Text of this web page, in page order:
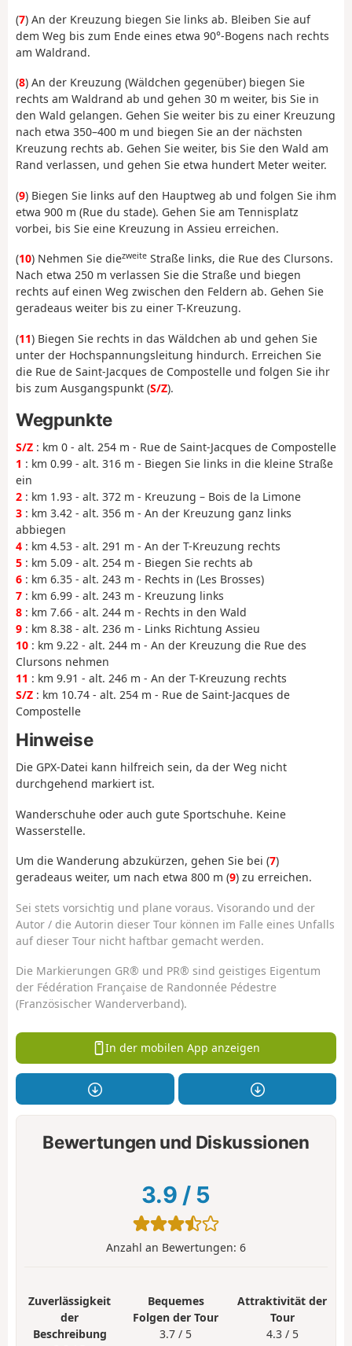
(7) An der Kreuzung biegen Sie links ab. Bleiben Sie auf
dem Weg bis zum Ende eines etwa 90°-Bogens nach rechts
am Waldrand.
(8) An der Kreuzung (Wäldchen gegenüber) biegen Sie
rechts am Waldrand ab und gehen 30 m weiter, bis Sie in
den Wald gelangen. Gehen Sie weiter bis zu einer Kreuzung
nach etwa 350–400 m und biegen Sie an der nächsten
Kreuzung rechts ab. Gehen Sie weiter, bis Sie den Wald am
Rand verlassen, und gehen Sie etwa hundert Meter weiter.
(9) Biegen Sie links auf den Hauptweg ab und folgen Sie ihm
etwa 900 m (Rue du stade). Gehen Sie am Tennisplatz
vorbei, bis Sie eine Kreuzung in Assieu erreichen.
(10) Nehmen Sie diezweite Straße links, die Rue des Clursons.
Nach etwa 250 m verlassen Sie die Straße und biegen
rechts auf einen Weg zwischen den Feldern ab. Gehen Sie
geradeaus weiter bis zu einer T-Kreuzung.
(11) Biegen Sie rechts in das Wäldchen ab und gehen Sie
unter der Hochspannungsleitung hindurch. Erreichen Sie
die Rue de Saint-Jacques de Compostelle und folgen Sie ihr
bis zum Ausgangspunkt (S/Z).
Wegpunkte
S/Z : km 0 - alt. 254 m - Rue de Saint-Jacques de Compostelle
1 : km 0.99 - alt. 316 m - Biegen Sie links in die kleine Straße
ein
2 : km 1.93 - alt. 372 m - Kreuzung – Bois de la Limone
3 : km 3.42 - alt. 356 m - An der Kreuzung ganz links
abbiegen
4 : km 4.53 - alt. 291 m - An der T-Kreuzung rechts
5 : km 5.09 - alt. 254 m - Biegen Sie rechts ab
6 : km 6.35 - alt. 243 m - Rechts in (Les Brosses)
7 : km 6.99 - alt. 243 m - Kreuzung links
8 : km 7.66 - alt. 244 m - Rechts in den Wald
9 : km 8.38 - alt. 236 m - Links Richtung Assieu
10 : km 9.22 - alt. 244 m - An der Kreuzung die Rue des
Clursons nehmen
11 : km 9.91 - alt. 246 m - An der T-Kreuzung rechts
S/Z : km 10.74 - alt. 254 m - Rue de Saint-Jacques de
Compostelle
Hinweise
Die GPX-Datei kann hilfreich sein, da der Weg nicht
durchgehend markiert ist.
Wanderschuhe oder auch gute Sportschuhe. Keine
Wasserstelle.
Um die Wanderung abzukürzen, gehen Sie bei (7)
geradeaus weiter, um nach etwa 800 m (9) zu erreichen.
Sei stets vorsichtig und plane voraus. Visorando und der
Autor / die Autorin dieser Tour können im Falle eines Unfalls
auf dieser Tour nicht haftbar gemacht werden.
Die Markierungen GR® und PR® sind geistiges Eigentum
der Fédération Française de Randonnée Pédestre
(Französischer Wanderverband).
In der mobilen App anzeigen
Bewertungen und Diskussionen
3.9 / 5
Anzahl an Bewertungen: 6
Zuverlässigkeit
der
Beschreibung
Bequemes
Folgen der Tour
3.7 / 5
Attraktivität der
Tour
4.3 / 5